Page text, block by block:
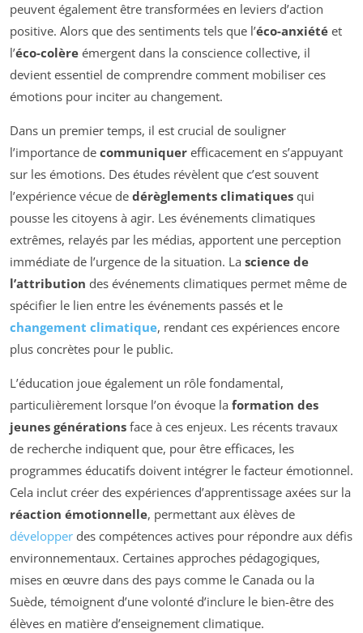
peuvent également être transformées en leviers d’action
positive. Alors que des sentiments tels que l’éco-anxiété et
l’éco-colère émergent dans la conscience collective, il
devient essentiel de comprendre comment mobiliser ces
émotions pour inciter au changement.
Dans un premier temps, il est crucial de souligner
l’importance de communiquer efficacement en s’appuyant
sur les émotions. Des études révèlent que c’est souvent
l’expérience vécue de dérèglements climatiques qui
pousse les citoyens à agir. Les événements climatiques
extrêmes, relayés par les médias, apportent une perception
immédiate de l’urgence de la situation. La science de
l’attribution des événements climatiques permet même de
spécifier le lien entre les événements passés et le
changement climatique, rendant ces expériences encore
plus concrètes pour le public.
L’éducation joue également un rôle fondamental,
particulièrement lorsque l’on évoque la formation des
jeunes générations face à ces enjeux. Les récents travaux
de recherche indiquent que, pour être efficaces, les
programmes éducatifs doivent intégrer le facteur émotionnel.
Cela inclut créer des expériences d’apprentissage axées sur la
réaction émotionnelle, permettant aux élèves de
développer des compétences actives pour répondre aux défis
environnementaux. Certaines approches pédagogiques,
mises en œuvre dans des pays comme le Canada ou la
Suède, témoignent d’une volonté d’inclure le bien-être des
élèves en matière d’enseignement climatique.